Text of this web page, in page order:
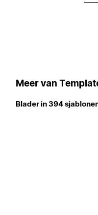
Meer van
Blader in 394